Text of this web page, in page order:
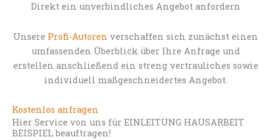
Direkt ein unverbindliches Angebot anfordern
Unsere Profi-Autoren verschaffen sich zunächst einen
umfassenden Überblick über Ihre Anfrage und
erstellen anschließend ein streng vertrauliches sowie
individuell maßgeschneidertes Angebot.
Kostenlos anfragen
Hier Service von uns für EINLEITUNG HAUSARBEIT
BEISPIEL beauftragen!